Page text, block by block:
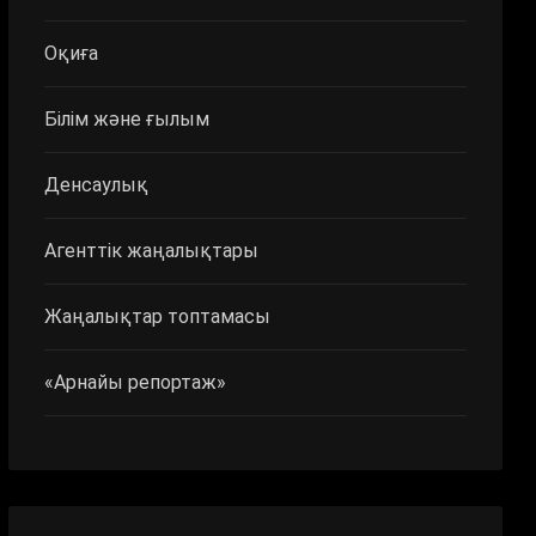
Оқиға
Білім және ғылым
Денсаулық
Агенттік жаңалықтары
Жаңалықтар топтамасы
«Арнайы репортаж»